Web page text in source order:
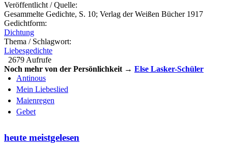
Veröffentlicht / Quelle:
Gesammelte Gedichte, S. 10; Verlag der Weißen Bücher 1917
Gedichtform:
Dichtung
Thema / Schlagwort:
Liebesgedichte
2679 Aufrufe
Noch mehr von der Persönlichkeit → Else Lasker-Schüler
Antinous
Mein Liebeslied
Maienregen
Gebet
heute meistgelesen